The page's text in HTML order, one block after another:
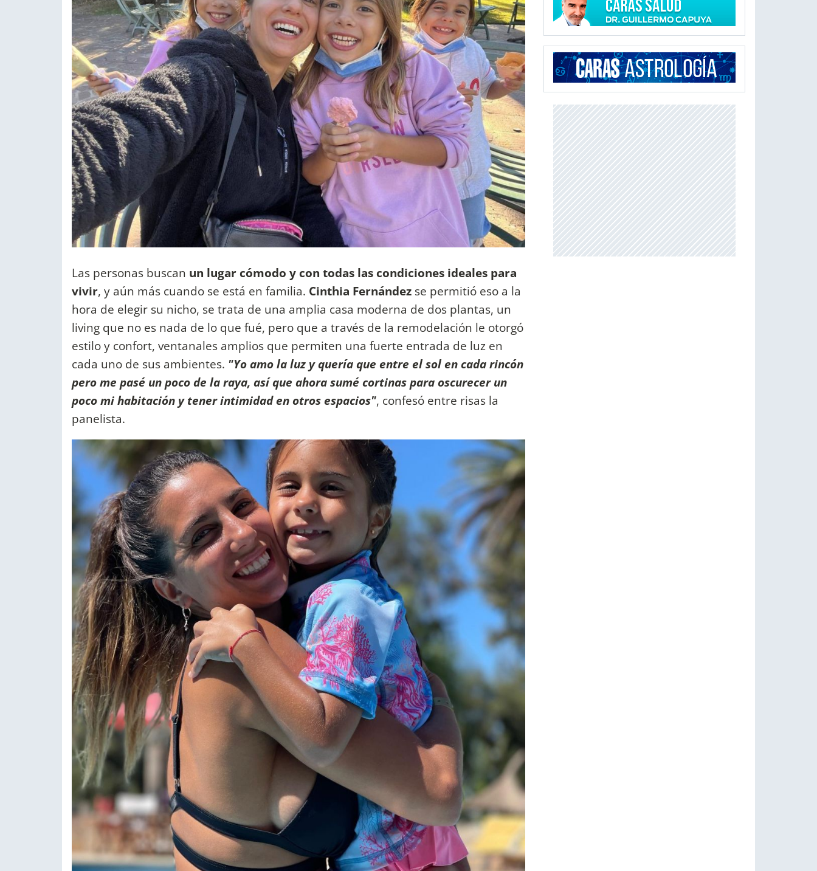
Las personas buscan un lugar cómodo y con todas las condiciones ideales para
vivir, y aún más cuando se está en familia. Cinthia Fernández se permitió eso a la
hora de elegir su nicho, se trata de una amplia casa moderna de dos plantas, un
living que no es nada de lo que fué, pero que a través de la remodelación le otorgó
estilo y confort, ventanales amplios que permiten una fuerte entrada de luz en
cada uno de sus ambientes. "Yo amo la luz y quería que entre el sol en cada rincón
pero me pasé un poco de la raya, así que ahora sumé cortinas para oscurecer un
poco mi habitación y tener intimidad en otros espacios", confesó entre risas la
panelista.